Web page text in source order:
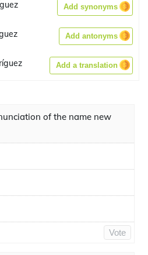
Add synonyms
Add antonyms
Add a translation
of the name new
Vote